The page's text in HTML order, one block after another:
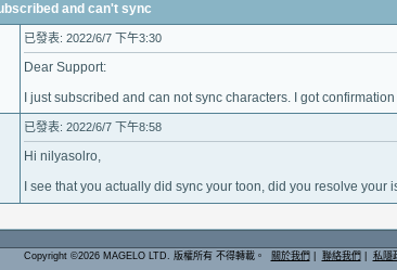
and can't sync
已發表: 2022/6/7 下午3:30
Dear Support:
I just subscribed and can not sync characters. I got
已發表: 2022/6/7 下午8:58
Hi nilyasolro,
I see that you actually did sync your toon, did you resolve your
Copyright ©2026 MAGELO LTD. 版權所有 不得轉載。 關於我們 聯絡我們 私隱